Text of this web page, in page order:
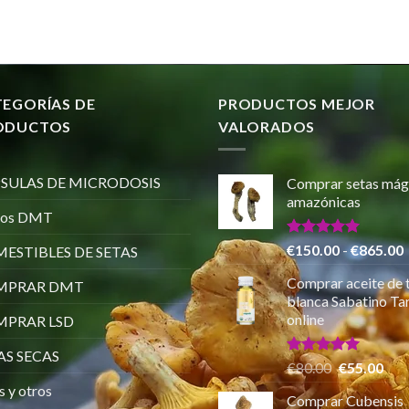
DE
DE MICRODOSIS
DMT
DE SETAS
DMT
LSD
SECAS
y otros
PRODUCTOS MEJOR
VALORADOS
Comprar setas
amazónicas
Valorado
con5.00
de 5
€150.00 -€865.00
Comprar aceite de
blanca Sabatino
online
Valorado
con5.00
de 5
€80.00 El
precio
original
€55.00El
Comprar Cubensis